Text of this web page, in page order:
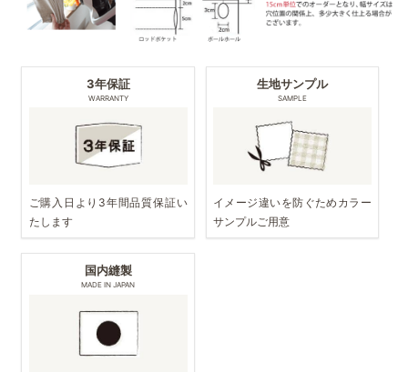
3年保証
WARRANTY
ご購入日より3年間品質保証い
たします
生地サンプル
SAMPLE
イメージ違いを防ぐためカラー
サンプルご用意
国内縫製
MADE IN JAPAN